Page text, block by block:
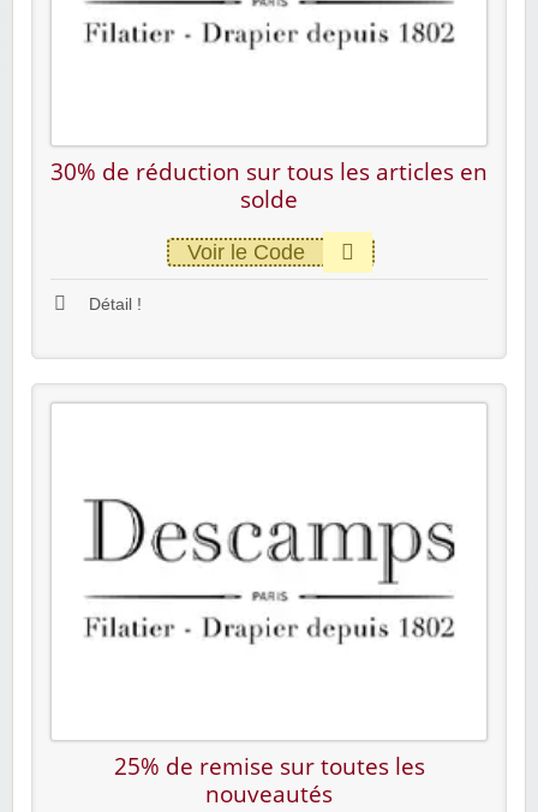
30% de réduction sur tous les articles en
solde
Voir le Code
Détail !
25% de remise sur toutes les
nouveautés